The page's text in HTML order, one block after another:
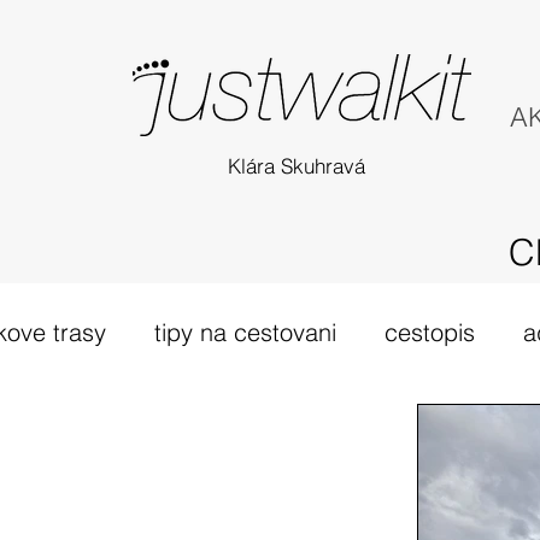
Klára Skuhravá
trasy tipy na cestovani cestopis
dovolená